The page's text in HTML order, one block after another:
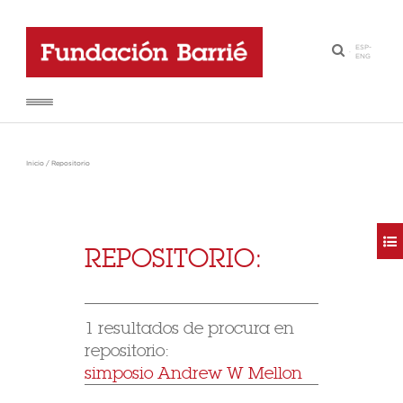
·
ESP-
ENG
Inicio / Repositorio
REPOSITORIO:
1 resultados de procura en
repositorio:
simposio Andrew W Mellon